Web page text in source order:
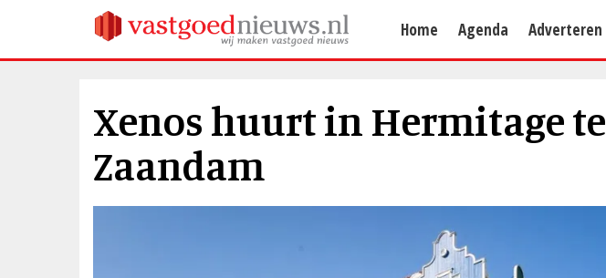
Home Agenda Adverteren
Xenos huurt in Hermitage te
Zaandam